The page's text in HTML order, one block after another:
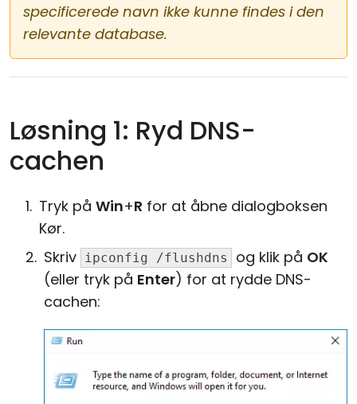
specificerede navn ikke kunne findes i den
relevante database.
Løsning 1: Ryd DNS-
cachen
Tryk på Win+R for at åbne dialogboksen
Kør.
Skriv ipconfig /flushdns og klik på OK
(eller tryk på Enter) for at rydde DNS-
cachen: